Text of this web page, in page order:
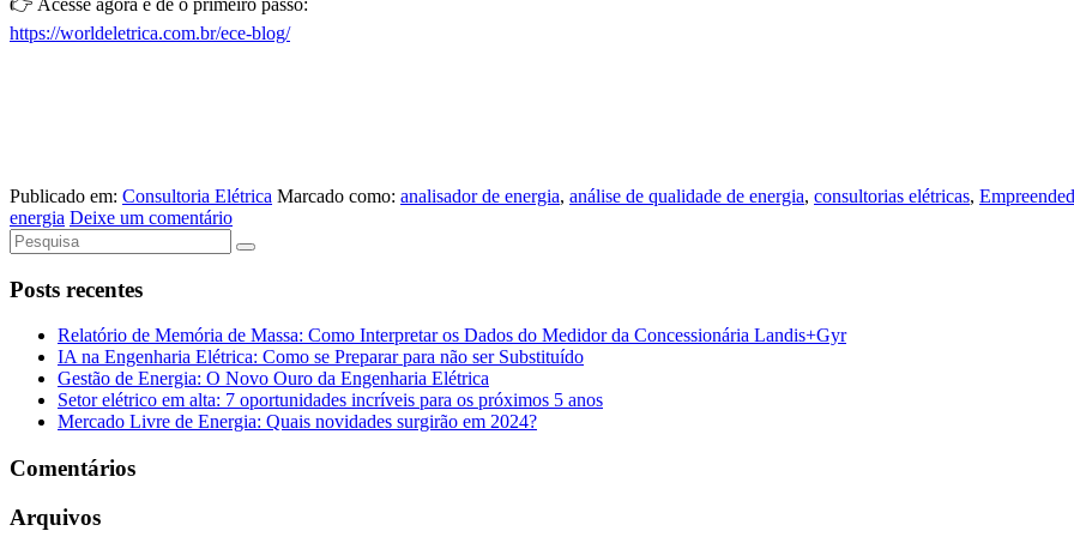
👉 Acesse agora e dê o primeiro passo:
https://worldeletrica.com.br/ece-blog/
Publicado em: Consultoria Elétrica Marcado como: analisador de energia, análise de qualidade de energia, consultorias elétricas,
energia Deixe um comentário
Posts recentes
Relatório de Memória de Massa: Como Interpretar os Dados do Medidor da Concessionária Landis+Gyr
IA na Engenharia Elétrica: Como se Preparar para não ser Substituído
Gestão de Energia: O Novo Ouro da Engenharia Elétrica
Setor elétrico em alta: 7 oportunidades incríveis para os próximos 5 anos
Mercado Livre de Energia: Quais novidades surgirão em 2024?
Comentários
Arquivos